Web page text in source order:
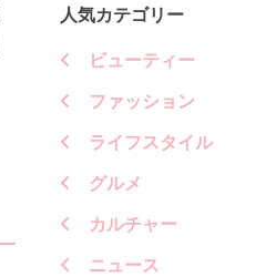
人気カテゴリー
ビューティー
ファッション
ライフスタイル
グルメ
カルチャー
ニュース